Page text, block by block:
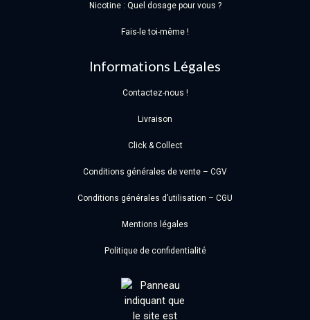
Nicotine : Quel dosage pour vous ?
Fais-le toi-même !
Informations Légales
Contactez-nous !
Livraison
Click & Collect
Conditions générales de vente – CGV
Conditions générales d’utilisation – CGU
Mentions légales
Politique de confidentialité